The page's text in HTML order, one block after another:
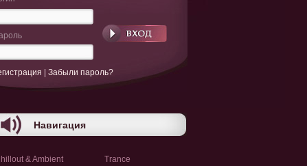
Забыли пароль?
Навигация
& Ambient
Trance